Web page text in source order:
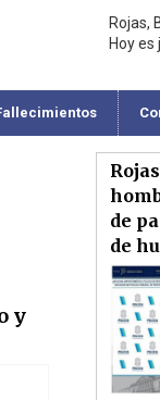
Rojas,
Hoy es
y
de
de